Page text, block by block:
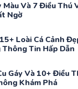
Màu Và 7 Điều Thú
Ngờ
Loài Cá Cảnh
Thông Tin Hấp Dẫn
Gáy Và 10+ Điều
Khám Phá